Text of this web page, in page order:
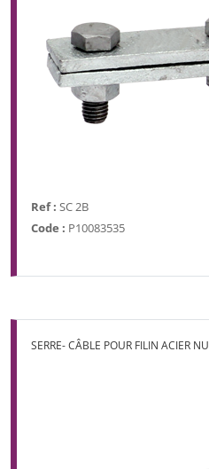
Ref : SC 2B
Code : P10083535
SERRE- CÂBLE POUR FILIN ACIER NU